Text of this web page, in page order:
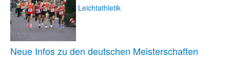
Leichtathletik
Neue Infos zu den deutschen Meisterschaften